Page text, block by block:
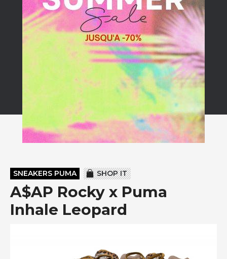
SNEAKERS PUMA SHOP IT
A$AP Rocky x Puma
Inhale Leopard